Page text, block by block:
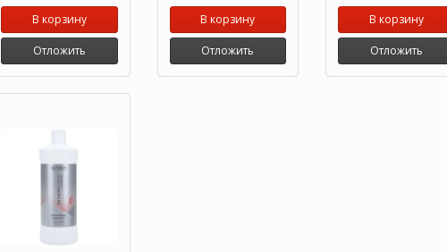
В корзину
Отложить
В корзину
Отложить
В корзину
Отложить